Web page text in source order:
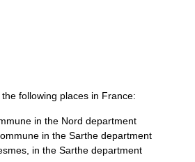
following places in France:
in the Nord department
in the Sarthe department
, in the Sarthe department